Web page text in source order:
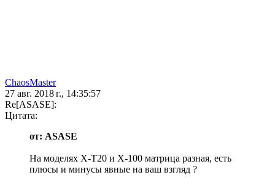
ChaosMaster
27 авг. 2018 г., 14:35:57
Re[ASASE]:
Цитата:
от: ASASE
На моделях X-T20 и X-100 матрица разная, есть
плюсы и минусы явные на ваш взгляд ?